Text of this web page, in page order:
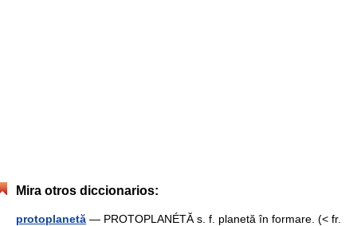
Mira otros diccionarios:
protoplanetă — PROTOPLANÉTĂ s. f. planetă în formare. (< fr.